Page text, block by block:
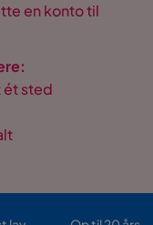
en konto til
ét sted